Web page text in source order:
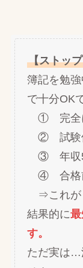
【ストッ
簿記を勉
で十分OK
① 完全
② 試験
③ 年収
④ 合格前
⇒これが
結果的に
す。
ただ実は…